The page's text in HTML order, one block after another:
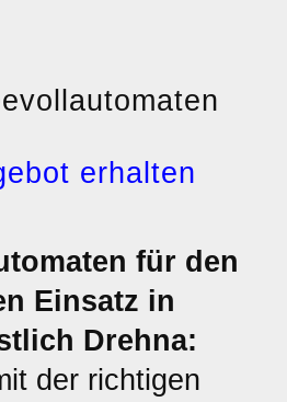
erhalten
für den
Einsatz in
Drehna:
der richtigen